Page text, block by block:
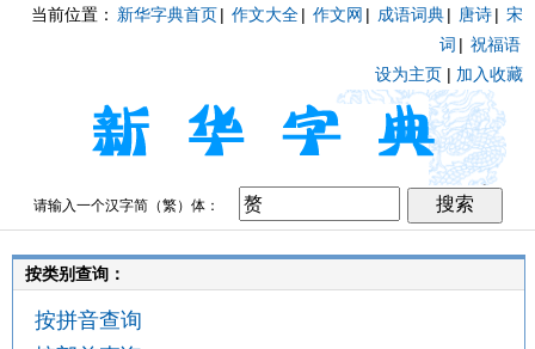
当前位置： 新华字典首页| 作文大全| 作文网 | 成语词典| 唐诗| 宋
词 | 祝福语
设为主页 | 加入收藏
请输入一个汉字简（繁）体：
按类别查询：
按拼音查询